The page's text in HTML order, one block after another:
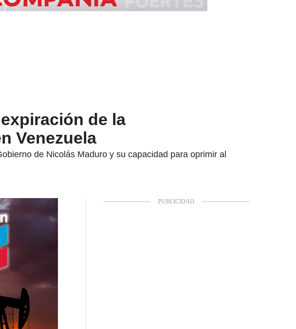
de la
Venezuela
de Nicolás Maduro y su capacidad para oprimir al